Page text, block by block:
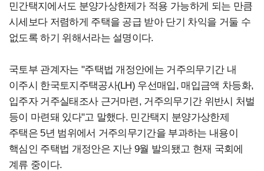
민간택지에서도 분양가상한제가 적용 가능하게 되는 만큼
시세보다 저렴하게 주택을 공급 받아 단기 차익을 거둘 수
없도록 하기 위해서라는 설명이다.
국토부 관계자는 "주택법 개정안에는 거주의무기간 내
이주시 한국토지주택공사(LH) 우선매입, 매입금액 차등화,
입주자 거주실태조사 근거마련, 거주의무기간 위반시 처벌
등이 마련돼 있다"고 말했다. 민간택지 분양가상한제
주택은 5년 범위에서 거주의무기간을 부과하는 내용이
핵심인 주택법 개정안은 지난 9월 발의됐고 현재 국회에
계류 중이다.